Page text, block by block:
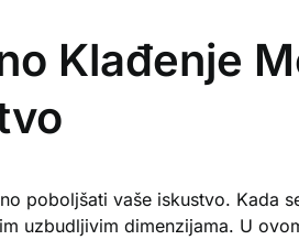
Klađenje
poboljšati vaše iskustvo. Kada
uzbudljivim dimenzijama. U